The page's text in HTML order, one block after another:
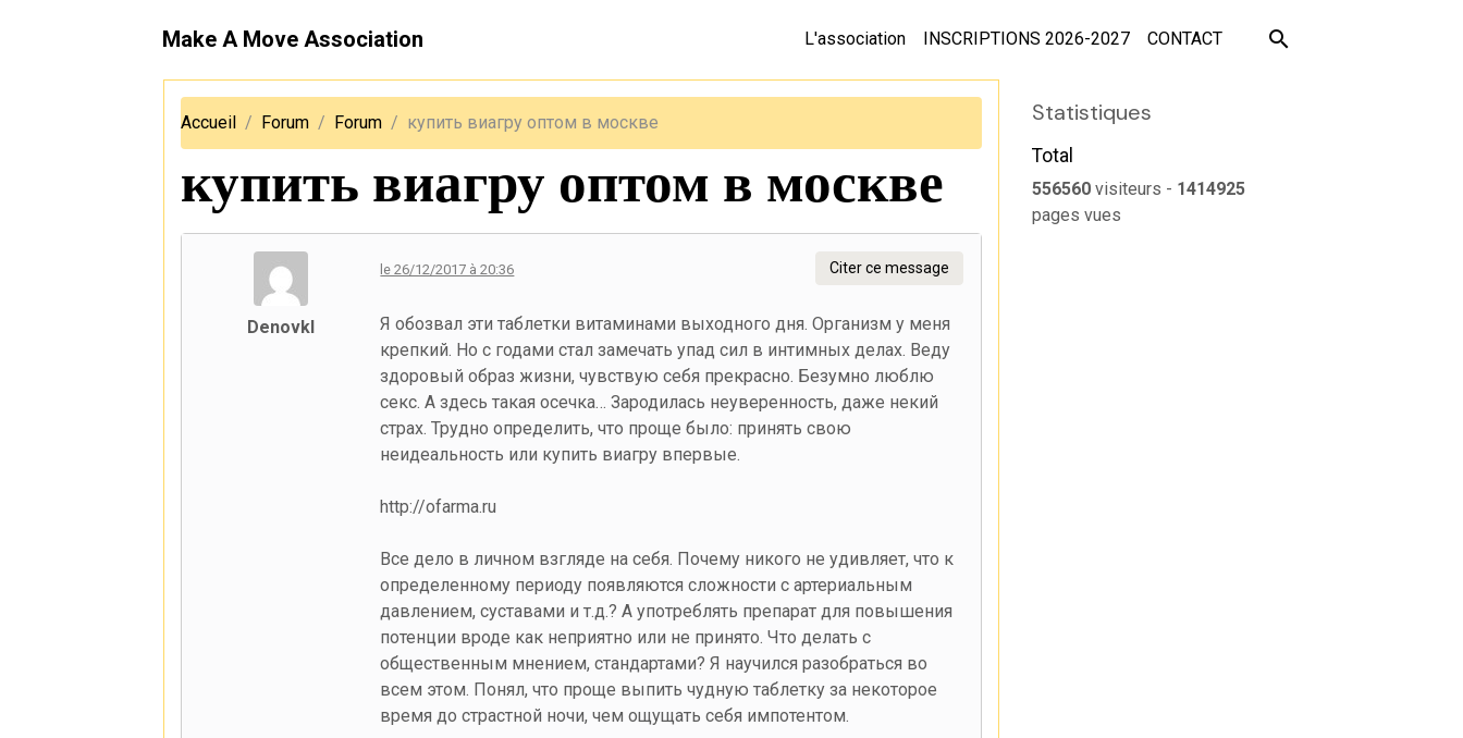
Make A Move Association L'association INSCRIPTIONS 2026-2027 CONTACT
Accueil Forum Forum купить виагру оптом в москве
купить виагру оптом в москве
Denovkl
le 26/12/2017 à 20:36 Citer ce message
Я обозвал эти таблетки витаминами выходного дня. Организм у меня
крепкий. Но с годами стал замечать упад сил в интимных делах. Веду
здоровый образ жизни, чувствую себя прекрасно. Безумно люблю
секс. А здесь такая осечка… Зародилась неуверенность, даже некий
страх. Трудно определить, что проще было: принять свою
неидеальность или купить виагру впервые.
http://ofarma.ru
Все дело в личном взгляде на себя. Почему никого не удивляет, что к
определенному периоду появляются сложности с артериальным
давлением, суставами и т.д.? А употреблять препарат для повышения
потенции вроде как неприятно или не принято. Что делать с
общественным мнением, стандартами? Я научился разобраться во
всем этом. Понял, что проще выпить чудную таблетку за некоторое
время до страстной ночи, чем ощущать себя импотентом.
Statistiques
Total
556560visiteurs - 1414925
pages vues